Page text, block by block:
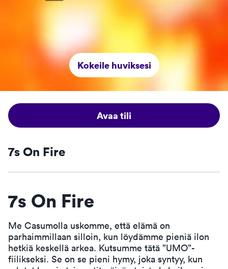
Kokeile huviksesi
Avaa tili
7s On Fire
7s On Fire
Me Casumolla uskomme, että elämä on
parhaimmillaan silloin, kun löydämme pieniä ilon
hetkiä keskellä arkea. Kutsumme tätä ”UMO”-
fiilikseksi. Se on se pieni hymy, joka syntyy, kun